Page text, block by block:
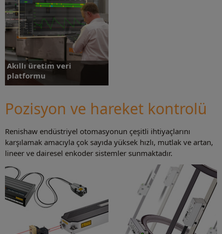
Daha fazlasını öğrenin
Akıllı üretim veri
platformu
Daha fazlasını öğrenin
Pozisyon ve hareket kontrolü
Renishaw endüstriyel otomasyonun çeşitli ihtiyaçlarını
karşılamak amacıyla çok sayıda yüksek hızlı, mutlak ve artan,
lineer ve dairesel enkoder sistemler sunmaktadır.